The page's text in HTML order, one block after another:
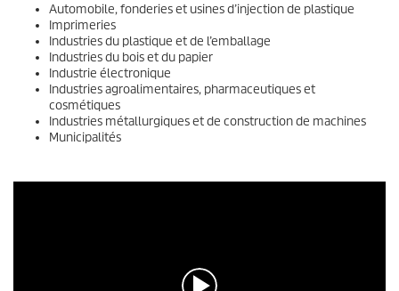
Automobile, fonderies et usines d’injection de plastique
Imprimeries
Industries du plastique et de l’emballage
Industries du bois et du papier
Industrie électronique
Industries agroalimentaires, pharmaceutiques et
cosmétiques
Industries métallurgiques et de construction de machines
Municipalités